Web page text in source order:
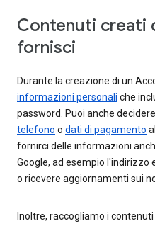
Contenuti creati
fornisci
Durante la creazione di un
informazioni personali che
password. Puoi anche
telefono o dati di pagamento
fornirci delle informazioni
Google, ad esempio l'indirizzo
o ricevere aggiornamenti sui
Inoltre, raccogliamo i